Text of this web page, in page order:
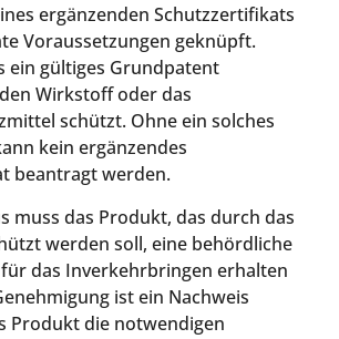
ergänzenden Schutzzertifikats
Voraussetzungen geknüpft.
ein gültiges Grundpatent
Wirkstoff oder das
schützt. Ohne ein solches
kein ergänzendes
beantragt werden.
muss das Produkt, das durch das
werden soll, eine behördliche
das Inverkehrbringen erhalten
ist ein Nachweis
Produkt die notwendigen